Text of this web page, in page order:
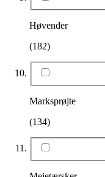
Høvender
(182)
Marksprøjte
(134)